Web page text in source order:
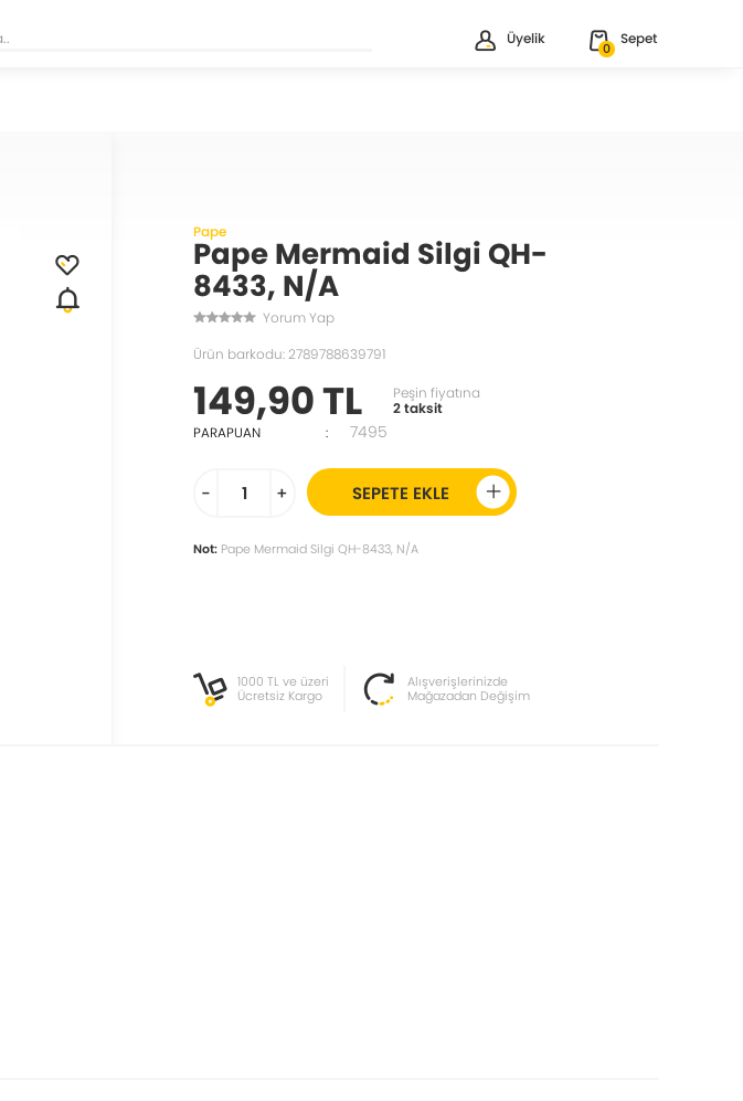
Üyelik
0
Sepet
Pape
Pape Mermaid Silgi QH-
8433, N/A
Yorum Yap
Ürün barkodu: 2789788639791
149,90 TL
Peşin fiyatına
2 taksit
PARAPUAN
: 7495
- + SEPETE EKLE
Not:Pape Mermaid Silgi QH-8433, N/A
1000 TL ve üzeri
Ücretsiz Kargo
Alışverişlerinizde
Mağazadan Değişim